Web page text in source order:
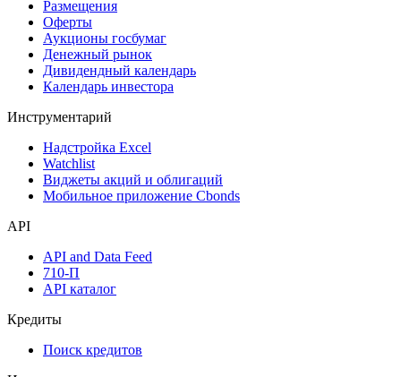
Календарь
Календарь событий
Дефолты
Размещения
Оферты
Аукционы госбумаг
Денежный рынок
Календарь инвестора
Инструментарий
Надстройка Excel
Мобильное приложение Cbonds
API
API and Data Feed
API каталог